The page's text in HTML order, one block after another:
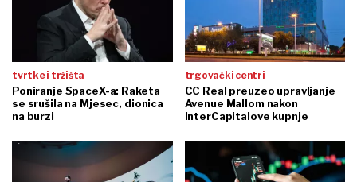
tvrtke i tržišta
Poniranje SpaceX-a: Raketa
se srušila na Mjesec, dionica
na burzi
trgovački centri
CC Real preuzeo upravljanje
Avenue Mallom nakon
InterCapitalove kupnje